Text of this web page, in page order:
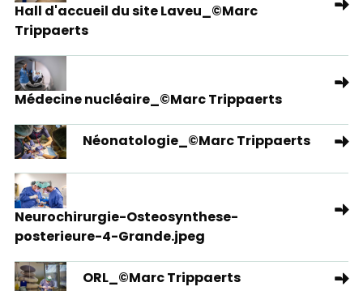
Hall d'accueil du site Laveu_©Marc
Trippaerts
Médecine nucléaire_©Marc Trippaerts
Néonatologie_©Marc Trippaerts
Neurochirurgie-Osteosynthese-
posterieure-4-Grande.jpeg
ORL_©Marc Trippaerts